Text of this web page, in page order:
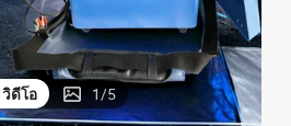
วิดีโอ 1/5